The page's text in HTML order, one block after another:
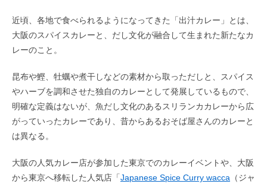
近頃、各地で食べられるようになってきた「出汁カレー」とは、
大阪のスパイスカレーと、だし文化が融合して生まれた新たなカ
レーのこと。
昆布や鰹、牡蠣や煮干しなどの素材から取っただしと、スパイス
やハーブを調和させた独自のカレーとして発展しているもので、
明確な定義はないが、魚だし文化のあるスリランカカレーから広
がっていったカレーであり、昔からあるおそば屋さんのカレーと
は異なる。
大阪の人気カレー店が参加した東京でのカレーイベントや、大阪
から東京へ移転した人気店「Japanese Spice Curry wacca （ジャ